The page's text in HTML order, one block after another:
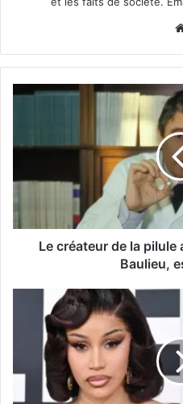
Le créateur de la
Baulieu,